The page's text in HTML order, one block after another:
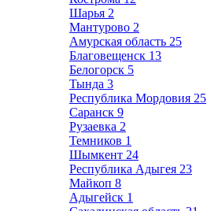
Шарья 2
Мантурово 2
Амурская область 25
Благовещенск 13
Белогорск 5
Тында 3
Республика Мордовия 25
Саранск 9
Рузаевка 2
Темников 1
Шымкент 24
Республика Адыгея 23
Майкоп 8
Адыгейск 1